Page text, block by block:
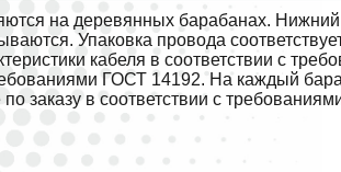
на деревянных барабанах.
Упаковка провода
кабеля в соответствии с
ГОСТ 14192. На каждый
заказу в соответствии с